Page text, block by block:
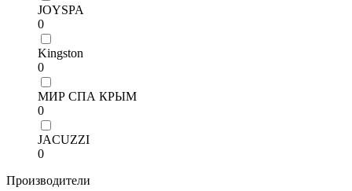
JOYSPA
0
Kingston
0
МИР СПА КРЫМ
0
JACUZZI
0
Производители